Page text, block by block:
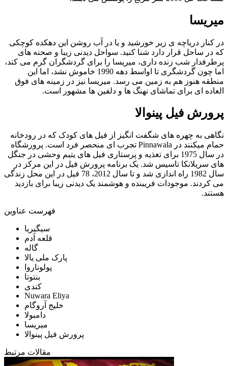
میریسا
در کنار دریاچه ی زیر خورشید و یا در آب روشن این دهکده کوچکی
که در ساحل قرار دارد شنا کنید. سواحل دیدنی زیبا و صحنه های
پرطرفدار شب زنده داری، میریسا را برای گردشگران گرم می کند،
اما چون گردشگری تا اواسط دهه 1990 خاموش نشد، اما این
منطقه هنوز هم به زمین می رسد. میریسا نیز در زمینه های فوق
العاده ای برای تماشای نهنگ ها و دلفین ها مشهور است.
پرورش فیل پینوالا
نگاهی به چهره های شگفت انگیز از فیل های کودک که در رودخانه
حمام میکنند در Pinnawala تجرب ای منحصر فرد است. پرورشگاه
در سال 1975 برای تغذیه و پرستاری فیل های یتیم وحشی در جنگل
های سریلانکا تاسیس شد. یک برنامه پرورش فیل در این مرکز در
سال 1982 راه اندازی شد و تا سال 2012، 78 فیل در این محل زندگی
می کردند. موجودات فریبنده و هوشمند یک دیدنی زیبا برای بازدید
هستند.
فهرست عناوین
سیگیریا
قلعه آدم
گاله
پارک ملی یالا
پولوناروا
بنتوتا
کندی
Nuwara Eliya
خلیج آروگام
دامبولا
میریسا
پرورش فیل پینوالا
مقالات مرتبط